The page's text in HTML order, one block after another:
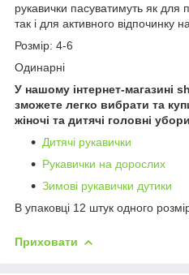
рукавички пасуватимуть як для
так і для активного відпочинку
Розмір: 4-6
Одинарні
У нашому інтернет-магазині
зможете легко вибрати та
жіночі та дитячі головні
Дитячі рукавички
Рукавички на дорослих
Зимові рукавички дутики
В упаковці 12 штук одного
Приховати